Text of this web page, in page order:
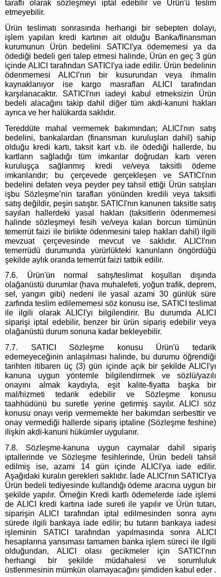
taraflı olarak sözleşmeyi iptal edebilir ve Ürün'ü teslim
etmeyebilir.
Ürün teslimatı sonrasında herhangi bir sebepten dolayı,
işlem yapılan kredi kartının ait olduğu Banka/finansman
kurumunun Ürün bedelini SATICI'ya ödememesi ya da
ödediği bedeli geri talep etmesi halinde, Ürün en geç 3 gün
içinde ALICI tarafından SATICI'ya iade edilir. Ürün bedelinin
ödenmemesi ALICI’nın bir kusurundan veya ihmalin
kaynaklanıyor ise kargo masrafları ALICI tarafından
karşılanacaktır. SATICI'nın iadeyi kabul etmeksizin Ürün
bedeli alacağını takip dahil diğer tüm akdi-kanuni hakları
ayrıca ve her halükarda saklıdır.
Tereddüte mahal vermemek bakımından; ALICI'nın satış
bedelini, bankalardan (finansman kuruluşları dahil) sahip
olduğu kredi kartı, taksit kart v.b. ile ödediği hallerde, bu
kartların sağladığı tüm imkanlar doğrudan kartı veren
kuruluşça sağlanmış kredi ve/veya taksitli ödeme
imkanlarıdır; bu çerçevede gerçekleşen ve SATICI'nın
bedelini defaten veya peyder pey tahsil ettiği Ürün satışları
işbu Sözleşme’nin tarafları yönünden kredili veya taksitli
satış değildir, peşin satıştır. SATICI'nın kanunen taksitle satış
sayılan hallerdeki yasal hakları (taksitlerin ödenmemesi
halinde sözleşmeyi fesih ve/veya kalan borcun tümünün
temerrüt faizi ile birlikte ödenmesini talep hakları dahil) ilgili
mevzuat çerçevesinde mevcut ve saklıdır. ALICI'nın
temerrüdü durumunda yürürlükteki kanunların öngördüğü
şekilde aylık oranda temerrüt faizi tatbik edilir.
7.6. Ürün'ün normal satış/teslimat koşulları dışında
olağanüstü durumlar (hava muhalefeti, yoğun trafik, deprem,
sel, yangın gibi) nedeni ile yasal azami 30 günlük süre
zarfında teslim edilememesi söz konusu ise, SATICI teslimat
ile ilgili olarak ALICI'yı bilgilendirir. Bu durumda ALICI
siparişi iptal edebilir, benzer bir ürün sipariş edebilir veya
olağanüstü durum sonuna kadar bekleyebilir.
7.7. SATICI Sözleşme konusu Ürün'ü tedarik
edemeyeceğinin anlaşılması halinde, bu durumu öğrendiği
tarihten itibaren üç (3) gün içinde açık bir şekilde ALICI'yı
kanuna uygun yöntemle bilgilendirmek ve sözlü/yazılı
onayını almak kaydıyla, eşit kalite-fiyatta başka bir
mal/hizmeti tedarik edebilir ve Sözleşme konusu
taahhüdünü bu suretle yerine getirmiş sayılır. ALICI söz
konusu onayı verip vermemekte her bakımdan serbesttir ve
onay vermediği hallerde sipariş iptaline (Sözleşme feshine)
ilişkin akdi-kanuni hükümler uygulanır.
7.8. Sözleşme-kanuna uygun caymalar dahil sipariş
iptallerinde ve Sözleşme fesihlerinde, Ürün bedeli tahsil
edilmiş ise, azami 14 gün içinde ALICI'ya iade edilir.
Aşağıdaki kuralın gerekleri saklıdır. İade ALICI'nın SATICI'ya
Ürün bedeli tediyesinde kullandığı ödeme aracına uygun bir
şekilde yapılır. Örneğin Kredi kartlı ödemelerde iade işlemi
de ALICI kredi kartına iade sureti ile yapılır ve Ürün tutarı,
siparişin ALICI tarafından iptal edilmesinden sonra aynı
sürede ilgili bankaya iade edilir; bu tutarın bankaya iadesi
işleminin SATICI tarafından yapılmasında sonra ALICI
hesaplarına yansıması tamamen banka işlem süreci ile ilgili
olduğundan, ALICI olası gecikmeler için SATICI’nın
herhangi bir şekilde müdahalesi ve sorumluluk
üstlenmesinin mümkün olamayacağını şimdiden kabul eder .